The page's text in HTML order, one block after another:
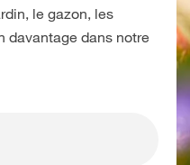
le gazon, les
davantage dans notre